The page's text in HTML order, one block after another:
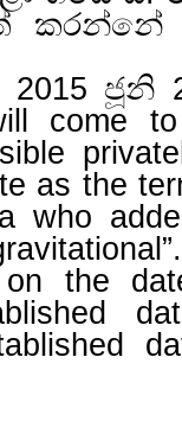
ජූනි
to
as the
who
the